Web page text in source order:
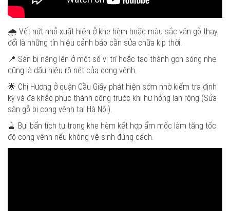
🌧️ Vết nứt nhỏ xuất hiện ở khe hèm hoặc màu sắc vân gỗ thay
đổi là những tín hiệu cảnh báo cần sửa chữa kịp thời.
📍 Sàn bị nâng lên ở một số vị trí hoặc tạo thành gợn sóng nhẹ
cũng là dấu hiệu rõ nét của cong vênh.
🌟 Chị Hương ở quận Cầu Giấy phát hiện sớm nhờ kiểm tra định
kỳ và đã khắc phục thành công trước khi hư hỏng lan rộng (Sửa
sàn gỗ bị cong vênh tại Hà Nội).
🧹 Bụi bẩn tích tụ trong khe hèm kết hợp ẩm mốc làm tăng tốc
độ cong vênh nếu không vệ sinh đúng cách.